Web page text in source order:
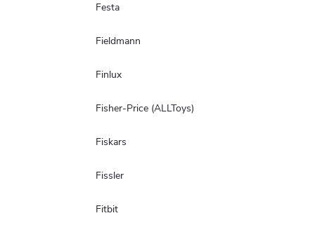
Festa
Fieldmann
Finlux
Fisher-Price (ALLToys)
Fiskars
Fissler
Fitbit